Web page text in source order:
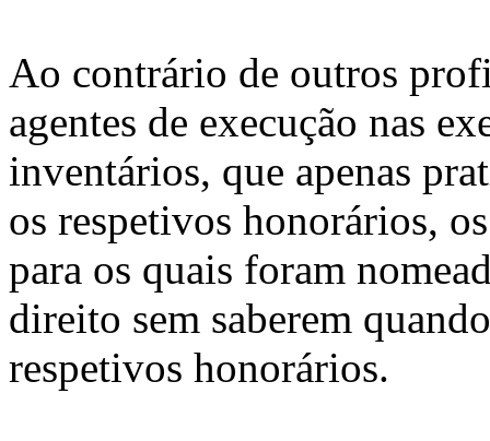
Ao contrário de outros
agentes de execução nas
inventários, que apenas
os respetivos honorários,
para os quais foram
direito sem saberem
respetivos honorários.